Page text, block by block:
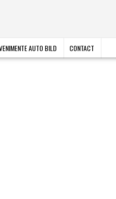
AUTO BILD CONTACT